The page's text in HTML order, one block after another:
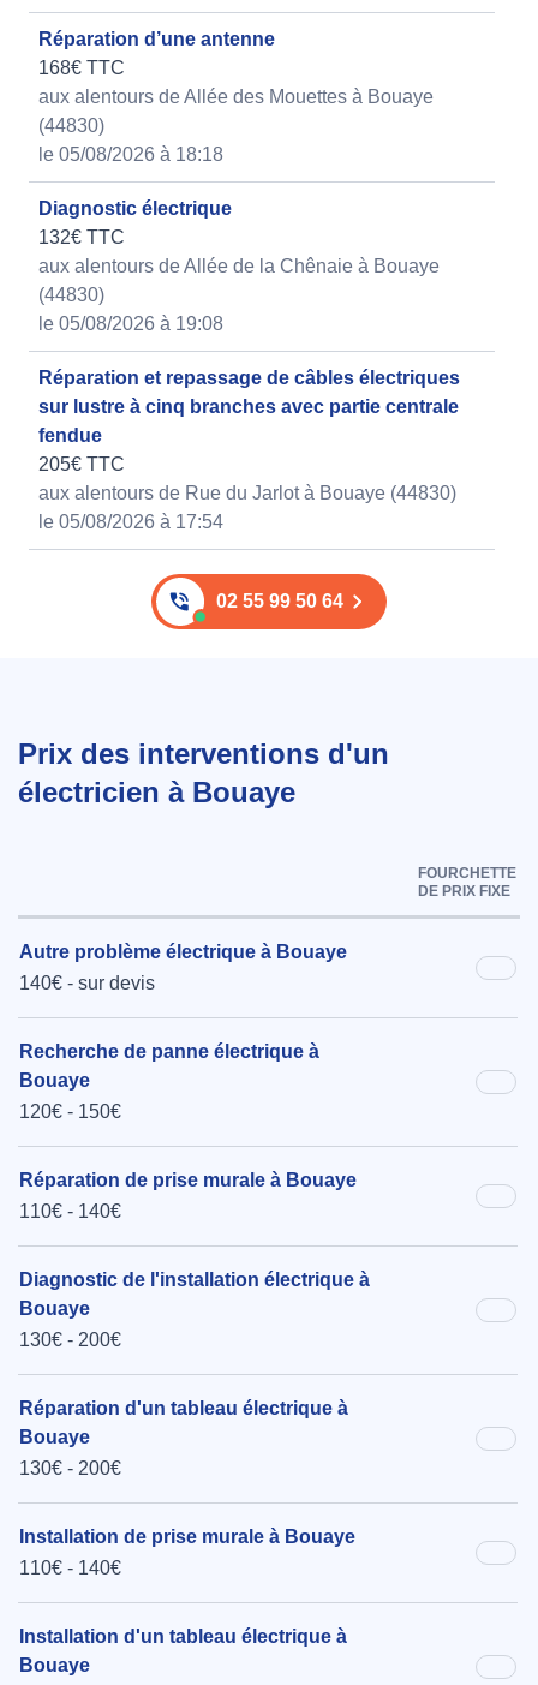
Réparation d’une antenne
168€ TTC
aux alentours de Allée des Mouettes à Bouaye
(44830)
le 05/08/2026 à 18:18
Diagnostic électrique
132€ TTC
aux alentours de Allée de la Chênaie à Bouaye
(44830)
le 05/08/2026 à 19:08
Réparation et repassage de câbles électriques
sur lustre à cinq branches avec partie centrale
fendue
205€ TTC
aux alentours de Rue du Jarlot à Bouaye (44830)
le 05/08/2026 à 17:54
02 55 99 50 64
Prix des interventions d'un
électricien à Bouaye
FOURCHETTE
DE PRIX FIXE
Autre problème électrique à Bouaye
140€ - sur devis
Recherche de panne électrique à
Bouaye
120€ - 150€
Réparation de prise murale à Bouaye
110€ - 140€
Diagnostic de l'installation électrique à
Bouaye
130€ - 200€
Réparation d'un tableau électrique à
Bouaye
130€ - 200€
Installation de prise murale à Bouaye
110€ - 140€
Installation d'un tableau électrique à
Bouaye